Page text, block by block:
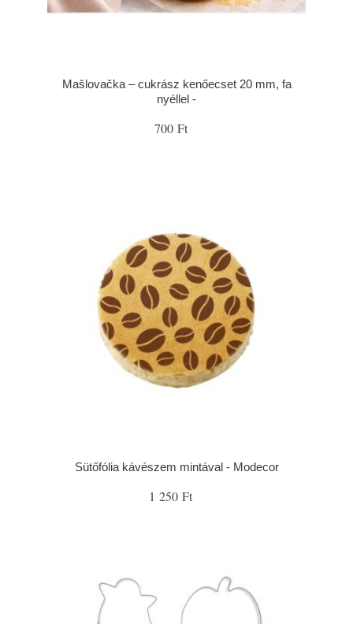
Mašlovačka – cukrász kenőecset 20 mm, fa
nyéllel -
700 Ft
Sütőfólia kávészem mintával - Modecor
1 250 Ft